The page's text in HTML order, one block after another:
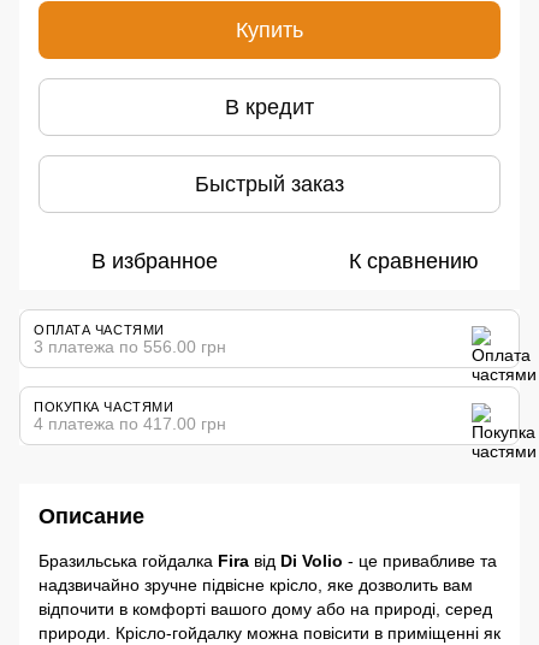
Купить
В кредит
Быстрый заказ
В избранное К сравнению
ОПЛАТА ЧАСТЯМИ
3 платежа по 556.00 грн
ПОКУПКА ЧАСТЯМИ
4 платежа по 417.00 грн
Описание
Бразильська гойдалка Fira від Di Volio - це привабливе та
надзвичайно зручне підвісне крісло, яке дозволить вам
відпочити в комфорті вашого дому або на природі, серед
природи. Крісло-гойдалку можна повісити в приміщенні як